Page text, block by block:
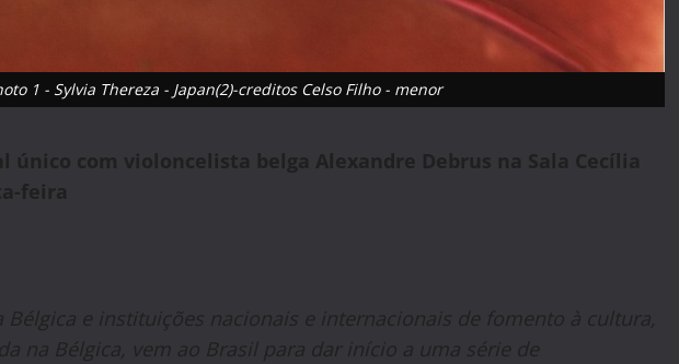
1 - Sylvia Thereza - Japan(2)-creditos Celso Filho - menor
único com violoncelista belga Alexandre Debrus na Sala Cecília
feira
Bélgica e instituições nacionais e internacionais de fomento à cultura,
na Bélgica, vem ao Brasil para dar início a uma série de